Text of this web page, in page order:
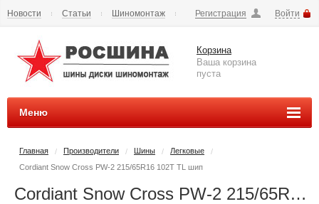
Регистрация Войти
Новости Статьи
Шиномонтаж
Вопросы и ответы
Контакты Наши реквизиты
Корзина
Ваша корзина
пуста
Меню
Главная / Производители / Шины / Легковые
/
Cordiant Snow Cross PW-2 215/65R16 102T TL шип
Cordiant Snow Cross PW-2 215/65R16 102T TL шип - РОСШИНА.РФ шины и диски во Владимире купить